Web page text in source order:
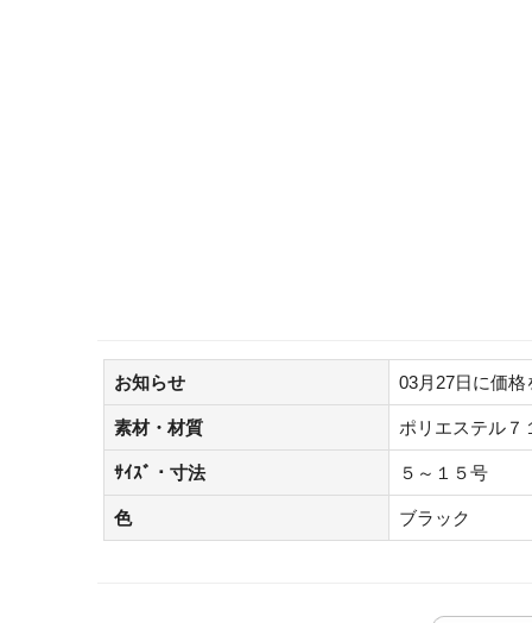
お知らせ 03月27日に価
素材・材質 ポリエステル
ｻｲｽﾞ・寸法 ５～１５号
色 ブラック